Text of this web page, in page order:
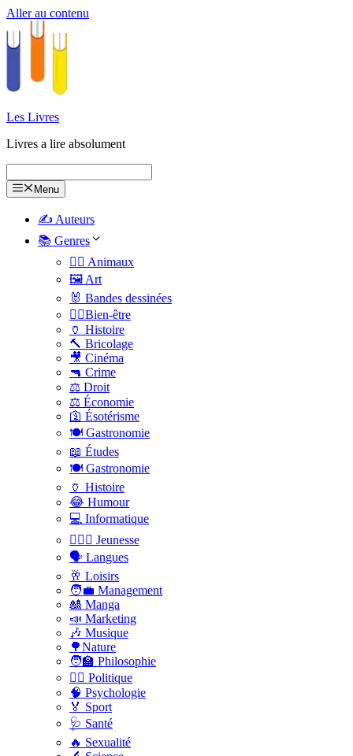
Aller au contenu
Les Livres
Livres a lire absolument
Menu
✍️ Auteurs
📚 Genres
🐕‍🦺 Animaux
🖼️ Art
🐰 Bandes dessinées
🧑‍⚕️Bien-être
🏺 Histoire
🔨 Bricolage
🎥 Cinéma
🔫 Crime
⚖️ Droit
⚖️ Économie
🛐 Ésotérisme
🍽️ Gastronomie
📖 Études
🍽️ Gastronomie
🏺 Histoire
😂 Humour
💻 Informatique
🤸🏽‍♀️ Jeunesse
🗣 Langues
🥂 Loisirs
🧑‍💼 Management
🎎 Manga
📣 Marketing
🎶 Musique
🌳Nature
🧑‍🏫 Philosophie
👨‍⚖️ Politique
🧠 Psychologie
🏅 Sport
🩺 Santé
🔥 Sexualité